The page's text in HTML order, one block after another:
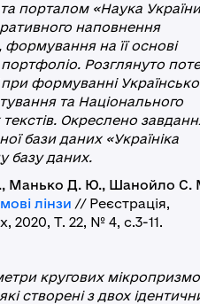
порталом «Наука
наповнення
на її основі
Розглянуто
формуванні
та Національного
Окреслено
бази даних «Україніка
базу даних.
Манько Д. Ю., Шанойло С.
лінзи // Реєстрація,
2020, Т. 22, № 4, с.3-11.
кругових
створені з двох